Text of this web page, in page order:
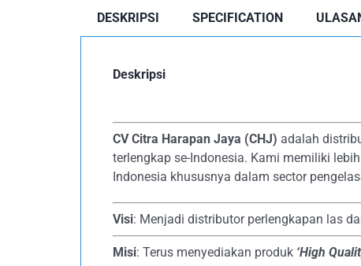
DESKRIPSI SPECIFICATION
Deskripsi
CV Citra Harapan Jaya (CHJ) adalah
terlengkap se-Indonesia. Kami memiliki
Indonesia khususnya dalam sector
Visi: Menjadi distributor perlengkapan las
Misi: Terus menyediakan produk ‘High